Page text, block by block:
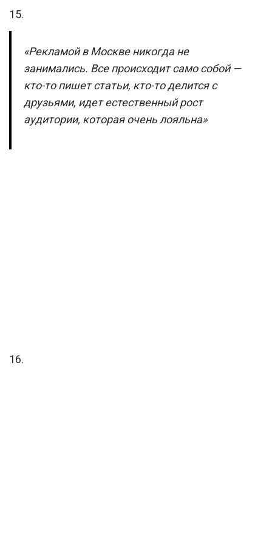
15.
«Рекламой в Москве никогда не
занимались. Все происходит само собой —
кто-то пишет статьи, кто-то делится с
друзьями, идет естественный рост
аудитории, которая очень лояльна»
16.